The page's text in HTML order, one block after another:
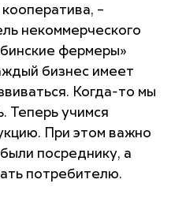
–
некоммерческого
фермеры»
бизнес имеет
Когда-то мы
Теперь учимся
При этом важно
посреднику, а
потребителю.